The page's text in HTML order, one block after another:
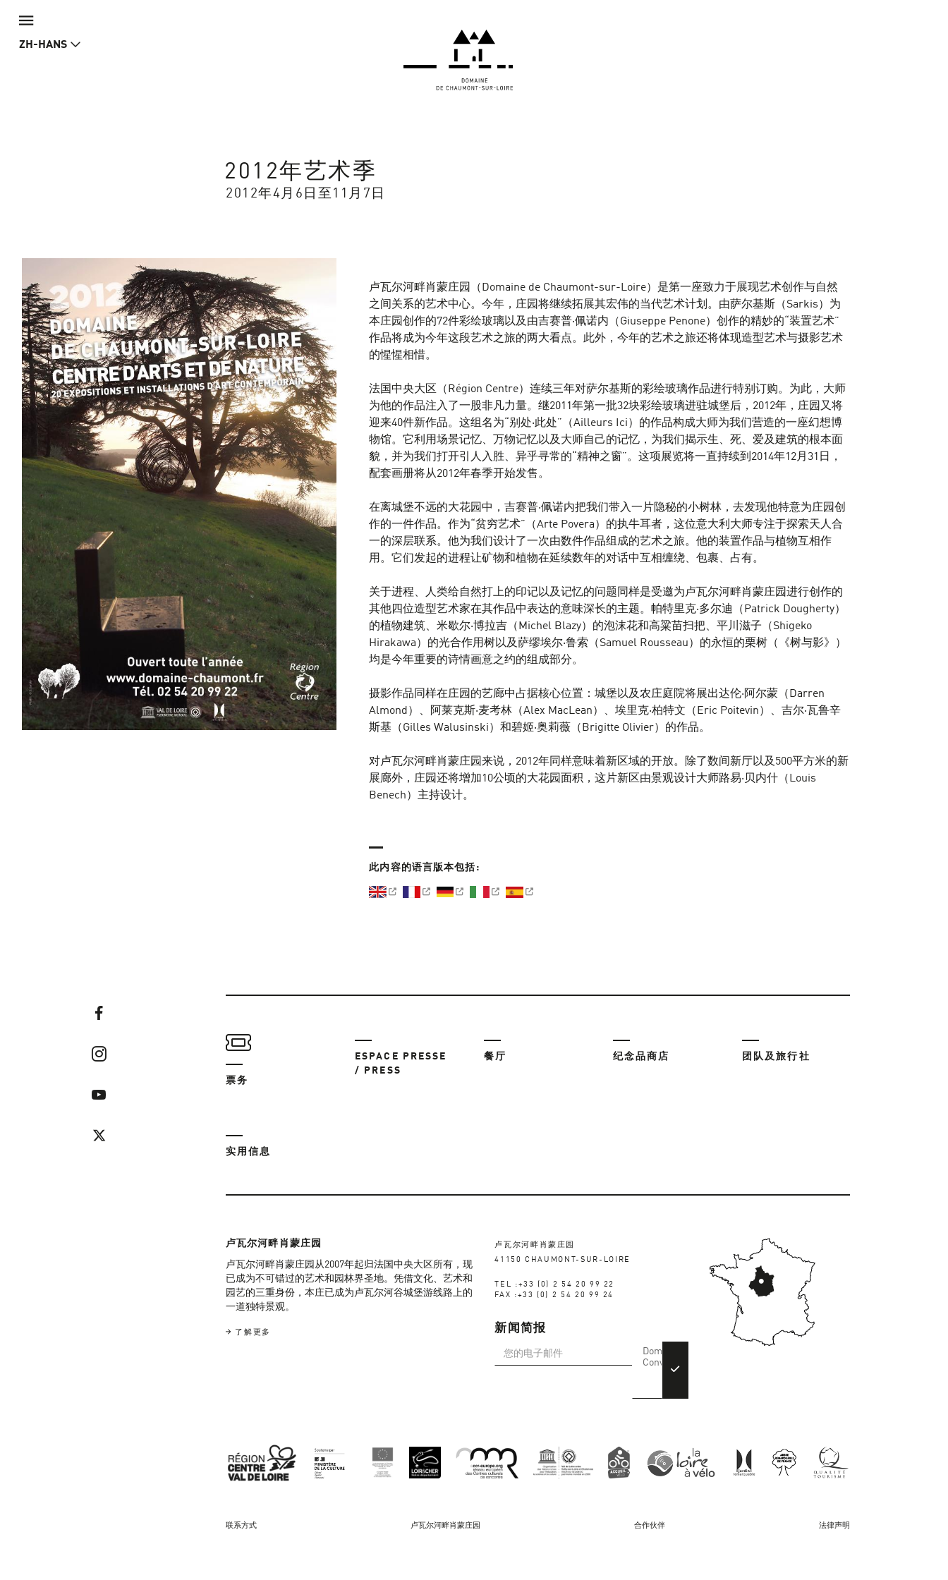
ZH-HANS
2012年艺术季
2012年4月6日至11月7日
卢瓦尔河畔肖蒙庄园（Domaine de Chaumont-sur-Loire）是第一座致力于展现艺术创作与自然
之间关系的艺术中心。今年，庄园将继续拓展其宏伟的当代艺术计划。由萨尔基斯（Sarkis）为
本庄园创作的72件彩绘玻璃以及由吉赛普·佩诺内（Giuseppe Penone）创作的精妙的“装置艺术”
作品将成为今年这段艺术之旅的两大看点。此外，今年的艺术之旅还将体现造型艺术与摄影艺术
的惺惺相惜。
法国中央大区（Région Centre）连续三年对萨尔基斯的彩绘玻璃作品进行特别订购。为此，大师
为他的作品注入了一股非凡力量。继2011年第一批32块彩绘玻璃进驻城堡后，2012年，庄园又将
迎来40件新作品。这组名为“别处·此处”（Ailleurs Ici）的作品构成大师为我们营造的一座幻想博
物馆。它利用场景记忆、万物记忆以及大师自己的记忆，为我们揭示生、死、爱及建筑的根本面
貌，并为我们打开引人入胜、异乎寻常的“精神之窗”。这项展览将一直持续到2014年12月31日，
配套画册将从2012年春季开始发售。
在离城堡不远的大花园中，吉赛普·佩诺内把我们带入一片隐秘的小树林，去发现他特意为庄园创
作的一件作品。作为“贫穷艺术”（Arte Povera）的执牛耳者，这位意大利大师专注于探索天人合
一的深层联系。他为我们设计了一次由数件作品组成的艺术之旅。他的装置作品与植物互相作
用。它们发起的进程让矿物和植物在延续数年的对话中互相缠绕、包裹、占有。
关于进程、人类给自然打上的印记以及记忆的问题同样是受邀为卢瓦尔河畔肖蒙庄园进行创作的
其他四位造型艺术家在其作品中表达的意味深长的主题。帕特里克·多尔迪（Patrick Dougherty）
的植物建筑、米歇尔·博拉吉（Michel Blazy）的泡沫花和高粱苗扫把、平川滋子（Shigeko
Hirakawa）的光合作用树以及萨缪埃尔·鲁索（Samuel Rousseau）的永恒的栗树（《树与影》）
均是今年重要的诗情画意之约的组成部分。
摄影作品同样在庄园的艺廊中占据核心位置：城堡以及农庄庭院将展出达伦·阿尔蒙（Darren
Almond）、阿莱克斯·麦考林（Alex MacLean）、埃里克·柏特文（Eric Poitevin）、吉尔·瓦鲁辛
斯基（Gilles Walusinski）和碧姬·奥莉薇（Brigitte Olivier）的作品。
对卢瓦尔河畔肖蒙庄园来说，2012年同样意味着新区域的开放。除了数间新厅以及500平方米的新
展廊外，庄园还将增加10公顷的大花园面积，这片新区由景观设计大师路易·贝内什（Louis
Benech）主持设计。
此内容的语言版本包括:
票务
ESPACE PRESSE
/ PRESS
餐厅 纪念品商店 团队及旅行社
实用信息
卢瓦尔河畔肖蒙庄园
卢瓦尔河畔肖蒙庄园从2007年起归法国中央大区所有，现
已成为不可错过的艺术和园林界圣地。凭借文化、艺术和
园艺的三重身份，本庄已成为卢瓦尔河谷城堡游线路上的
一道独特景观。
了解更多
卢瓦尔河畔肖蒙庄园
41150 CHAUMONT-SUR-LOIRE
TEL :+33 (0) 2 54 20 99 22
FAX :+33 (0) 2 54 20 99 24
新闻简报
联系方式 卢瓦尔河畔肖蒙庄园 合作伙伴 法律声明